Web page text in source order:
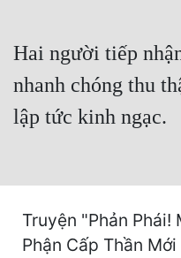
Huyền Nghi
Hài Hước
Khoa Huyễn
Hai người tiếp
nhanh chóng thu
lập tức kinh ngạc.
Truyện "Phản Phái!
Phận Cấp Thần